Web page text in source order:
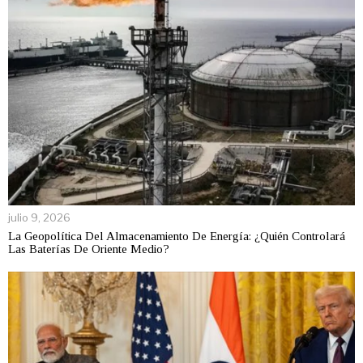
julio 9, 2026
La Geopolítica Del Almacenamiento De Energía: ¿Quién Controlará
Las Baterías De Oriente Medio?